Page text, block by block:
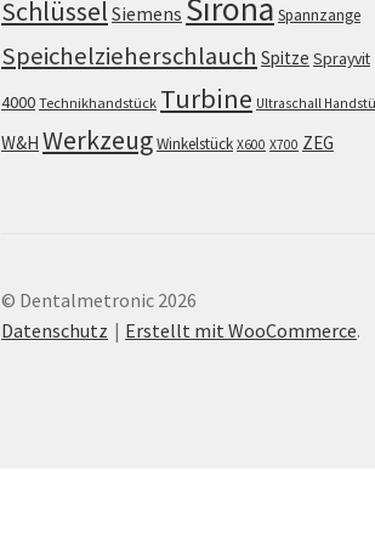
Schlüssel Siemens Sirona Spannzange
Speichelzieherschlauch Spitze Sprayvit
4000 Technikhandstück Turbine Ultraschall
W&H WerkzeugWinkelstück X600 X700 ZEG
© Dentalmetronic 2026
Datenschutz
Erstellt mit WooCommerce.